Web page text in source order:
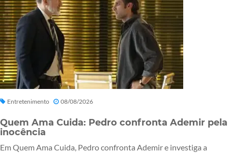
Entretenimento 08/08/2026
Quem Ama Cuida: Pedro confronta Ademir pela
inocência
Em Quem Ama Cuida, Pedro confronta Ademir e investiga a